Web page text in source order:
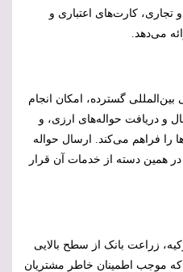
کارت‌های اعتباری و
می‌دهد.
گسترده، امکان انجام
و دریافت حواله‌های ارزی، و
را فراهم می‌کند. ارسال حواله
در همین دسته از خدمات آن قرار
زراعت بانک از سطح بالایی
که موجب اطمینان خاطر مشتریان